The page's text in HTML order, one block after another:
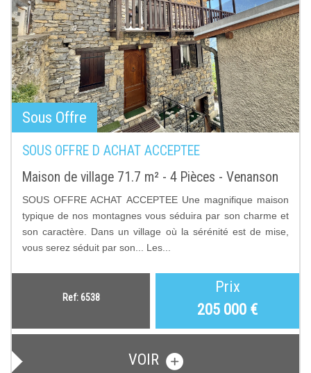
Sous Offre
SOUS OFFRE D ACHAT ACCEPTEE
Maison de village 71.7 m² - 4 Pièces - Venanson
SOUS OFFRE ACHAT ACCEPTEE Une magnifique maison
typique de nos montagnes vous séduira par son charme et
son caractère. Dans un village où la sérénité est de mise,
vous serez séduit par son... Les...
Ref: 6538
Prix
205 000 €
VOIR